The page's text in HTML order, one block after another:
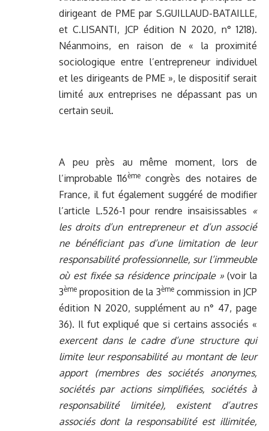
dirigeant de PME par S.GUILLAUD-BATAILLE,
et C.LISANTI, JCP édition N 2020, n° 1218).
Néanmoins, en raison de « la proximité
sociologique entre l’entrepreneur individuel
et les dirigeants de PME », le dispositif serait
limité aux entreprises ne dépassant pas un
certain seuil.
A peu près au même moment, lors de
l’improbable 116ème congrès des notaires de
France, il fut également suggéré de modifier
l’article L.526-1 pour rendre insaisissables «
les droits d’un entrepreneur et d’un associé
ne bénéficiant pas d’une limitation de leur
responsabilité professionnelle, sur l’immeuble
où est fixée sa résidence principale »(voir la
3ème proposition de la 3èmecommission in JCP
édition N 2020, supplément au n° 47, page
36). Il fut expliqué que si certains associés «
exercent dans le cadre d’une structure qui
limite leur responsabilité au montant de leur
apport (membres des sociétés anonymes,
sociétés par actions simplifiées, sociétés à
responsabilité limitée), existent d’autres
associés dont la responsabilité est illimitée,